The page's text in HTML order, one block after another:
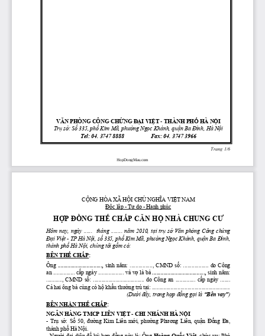
Trang 1/6
VĂN PHÒNG CÔNG CHỨNG ĐẠI VIỆT - THÀNH PHỐ HÀ NỘI
Trụ sở: Số 335, phố Kim Mã, phường Ngọc Khánh, quận Ba Đình, Hà Nội
Tel: 04. 3747 8888                   Fax: 04. 3747 3966
HopDongMau.com
CỘNG HÒA XÃ HỘI CHỦ NGHĨA VIỆT NAM
Độc lập - Tự do - Hạnh phúc
HỢP ĐỒNG THẾ CHẤP CĂN HỘ NHÀ CHUNG CƯ
Hôm  nay,  ngày  ......    tháng  ........ năm
  2010,
tại trụ sở Văn
  phòng  Công
chứng
Đại Việt - TP Hà Nội, số 335, phố Kim Mã, phường Ngọc Khánh, quận Ba Đình,
thành phố Hà Nội, chúng tôi gồm có:
BÊN THẾ CHẤP:
Ông
  sinh
năm:
  ................,  CMND
số:
  ..................  do  Công
an ............... cấp ngày .................. và vợ là bà sinh năm:
...........,  CMND số:
  ....................................  do  Công  an  ..............
cấp
  ngày  .......
Cả hai ông bà cùng có hộ khẩu thường trú tại:
(Dưới đây, trong hợp đồng gọi là “Bên vay”)
BÊN NHẬN THẾ CHẤP:
NGÂN HÀNG TMCP LIÊN VIỆT - CHI NHÁNH HÀ NỘI
- Trụ sở: Số
  50,
đường
  Kim  Liên
mới, phường Phương
  Liên,
quận Đống Đa,
thành phố Hà Nội.